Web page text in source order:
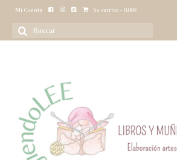
Mi Cuenta Su carrito - 0,00€
Buscar
por: